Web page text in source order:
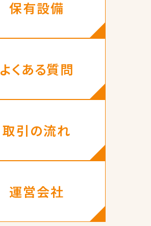
保有設備
よくある質問
取引の流れ
運営会社